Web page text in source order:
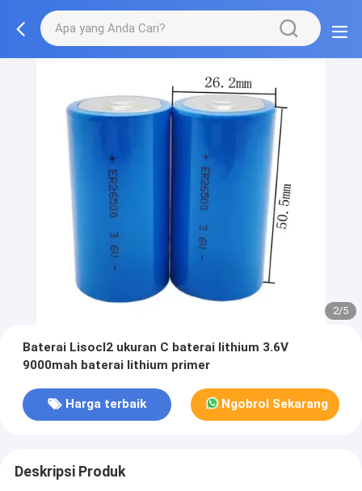
2/5
Baterai Lisocl2 ukuran C baterai lithium 3.6V
9000mah baterai lithium primer
Harga terbaik Ngobrol Sekarang
Deskripsi Produk